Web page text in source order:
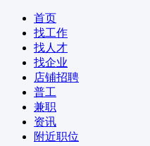
首页
找工作
找人才
找企业
店铺招聘
普工
兼职
资讯
附近职位